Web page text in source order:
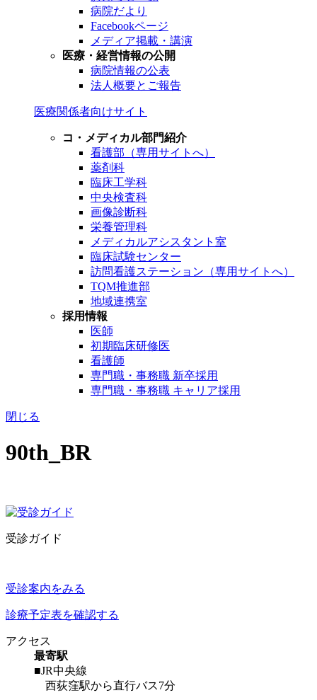
病院だより
Facebookページ
メディア掲載・講演
医療・経営情報の公開
病院情報の公表
法人概要とご報告
医療関係者向けサイト
コ・メディカル部門紹介
看護部（専用サイトへ）
薬剤科
臨床工学科
中央検査科
画像診断科
栄養管理科
メディカルアシスタント室
臨床試験センター
訪問看護ステーション（専用サイトへ）
TQM推進部
地域連携室
採用情報
医師
初期臨床研修医
看護師
専門職・事務職 新卒採用
専門職・事務職 キャリア採用
閉じる
90th_BR
受診ガイド
受診案内をみる
診療予定表を確認する
アクセス
最寄駅
■JR中央線
西荻窪駅から直行バス7分